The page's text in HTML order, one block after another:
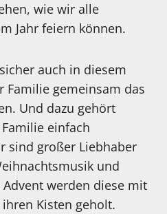
wie wir alle
Jahr feiern können.
auch in diesem
Familie gemeinsam das
Und dazu gehört
einfach
sind großer Liebhaber
und
werden diese mit
Kisten geholt.